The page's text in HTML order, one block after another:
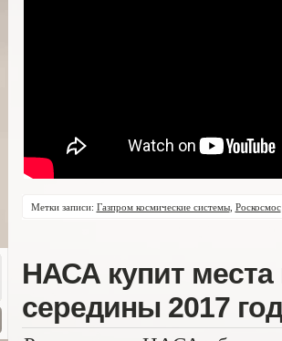
Метки записи: Газпром космические системы, Роскосмос
НАСА купит
середины 2017